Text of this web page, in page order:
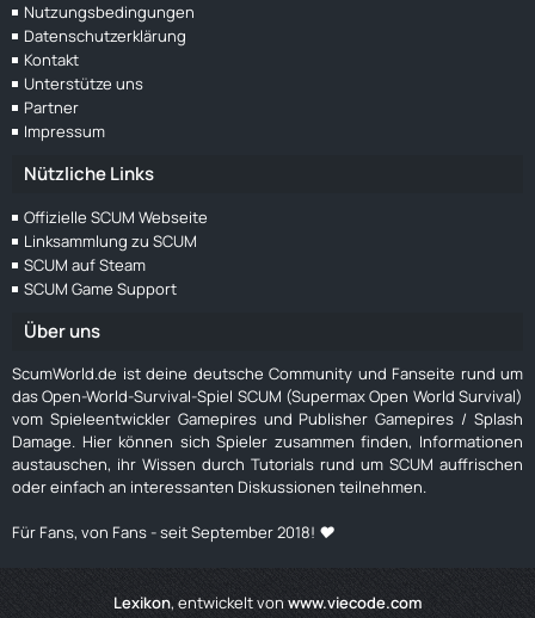
Nutzungsbedingungen
Datenschutzerklärung
Kontakt
Unterstütze uns
Partner
Impressum
Nützliche Links
Offizielle SCUM Webseite
Linksammlung zu SCUM
SCUM auf Steam
SCUM Game Support
Über uns
ScumWorld.de ist deine deutsche Community und Fanseite rund um
das Open-World-Survival-Spiel SCUM (Supermax Open World Survival)
vom Spieleentwickler Gamepires und Publisher Gamepires / Splash
Damage. Hier können sich Spieler zusammen finden, Informationen
austauschen, ihr Wissen durch Tutorials rund um SCUM auffrischen
oder einfach an interessanten Diskussionen teilnehmen.
Für Fans, von Fans - seit September 2018! ❤️
Lexikon, entwickelt von www.viecode.com